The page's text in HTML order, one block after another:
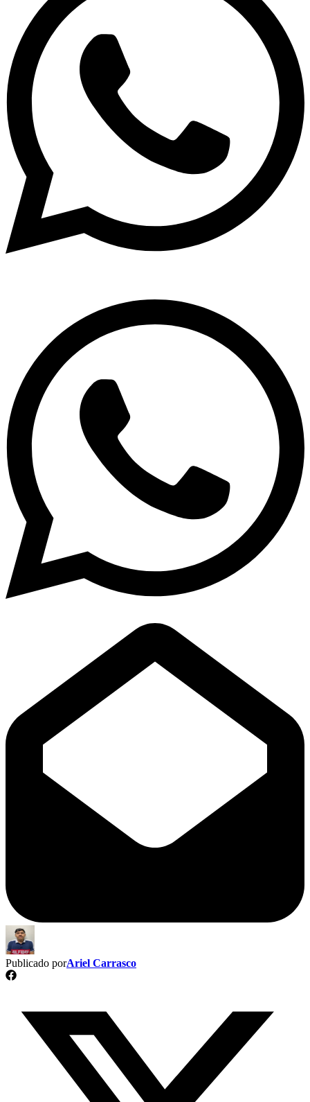
Publicado porAriel Carrasco